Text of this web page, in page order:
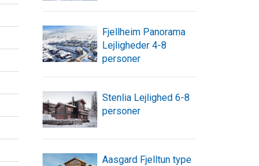
Fjellheim Panorama
Lejligheder 4-8
personer
Stenlia Lejlighed 6-8
personer
Aasgard Fjelltun type